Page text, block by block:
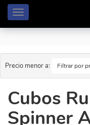
Menú
Precio menor a: Filtrar por
Cubos
Spinner